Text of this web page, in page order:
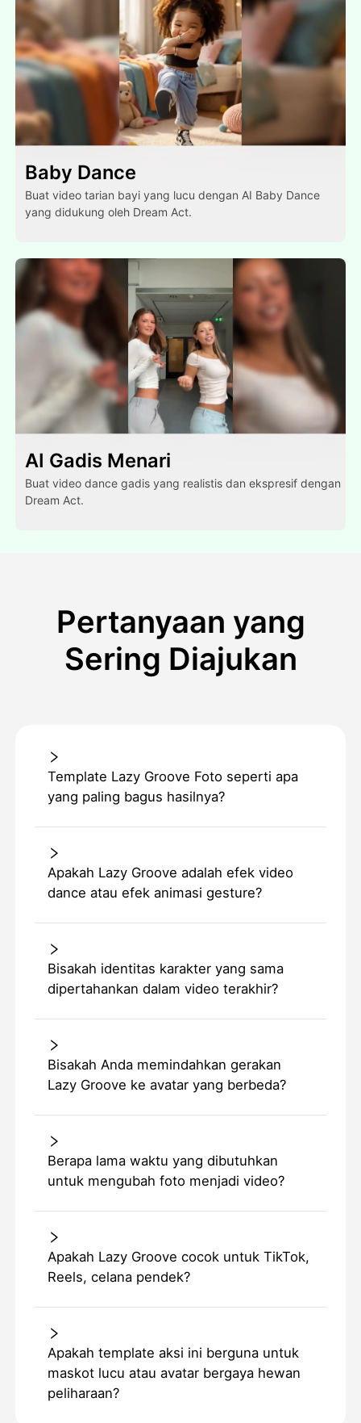
Baby Dance
Buat video tarian bayi yang lucu dengan AI Baby Dance
yang didukung oleh Dream Act.
AI Gadis Menari
Buat video dance gadis yang realistis dan ekspresif dengan
Dream Act.
Pertanyaan yang
Sering Diajukan
Template Lazy Groove Foto seperti apa
yang paling bagus hasilnya?
Apakah Lazy Groove adalah efek video
dance atau efek animasi gesture?
Bisakah identitas karakter yang sama
dipertahankan dalam video terakhir?
Bisakah Anda memindahkan gerakan
Lazy Groove ke avatar yang berbeda?
Berapa lama waktu yang dibutuhkan
untuk mengubah foto menjadi video?
Apakah Lazy Groove cocok untuk TikTok,
Reels, celana pendek?
Apakah template aksi ini berguna untuk
maskot lucu atau avatar bergaya hewan
peliharaan?